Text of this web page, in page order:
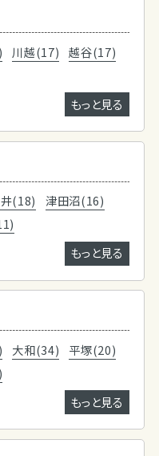
川越(17)
越谷(17)
もっと見る
(18)
津田沼(16)
もっと見る
大和(34)
平塚(20)
もっと見る